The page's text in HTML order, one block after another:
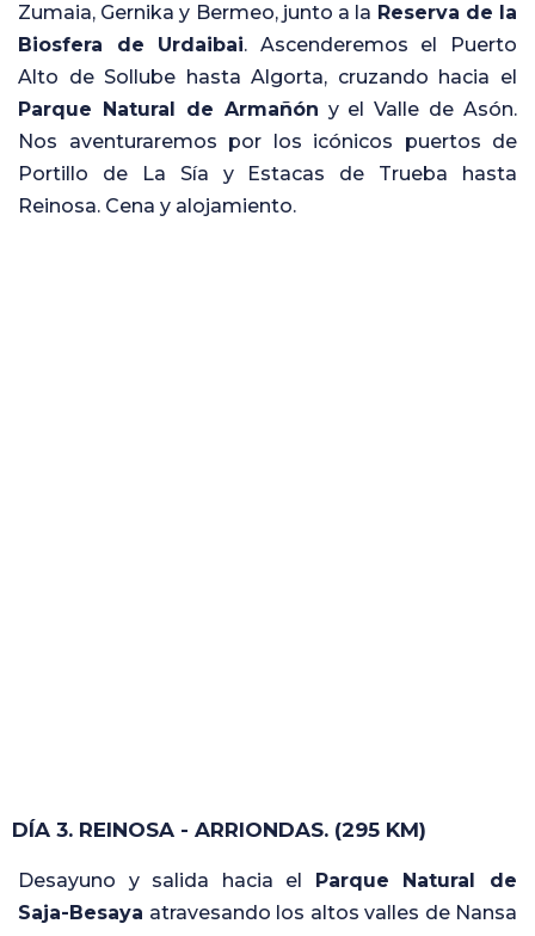
Zumaia, Gernika y Bermeo, junto a la Reserva de la
Biosfera de Urdaibai. Ascenderemos el Puerto
Alto de Sollube hasta Algorta, cruzando hacia el
Parque Natural de Armañón y el Valle de Asón.
Nos aventuraremos por los icónicos puertos de
Portillo de La Sía y Estacas de Trueba hasta
Reinosa. Cena y alojamiento.
DÍA 3. REINOSA - ARRIONDAS. (295 KM)
Desayuno y salida hacia el Parque Natural de
Saja-Besaya atravesando los altos valles de Nansa